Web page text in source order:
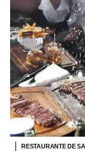
RESTAURANTE DE